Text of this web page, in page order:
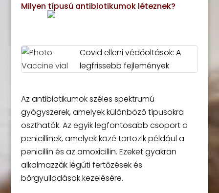
Milyen típusú antibiotikumok léteznek?
Covid elleni védőoltások: A
legfrissebb fejlemények
Az antibiotikumok széles spektrumú
gyógyszerek, amelyek különböző típusokra
oszthatók. Az egyik legfontosabb csoport a
penicillinek, amelyek közé tartozik például a
penicillin és az amoxicillin. Ezeket gyakran
alkalmazzák légúti fertőzések és
bőrgyulladások kezelésére.